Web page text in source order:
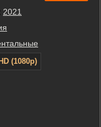
2021
(1080p)